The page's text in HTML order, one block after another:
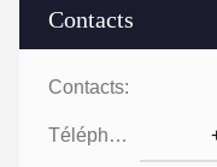
Contacts
Contacts:
Téléphone: